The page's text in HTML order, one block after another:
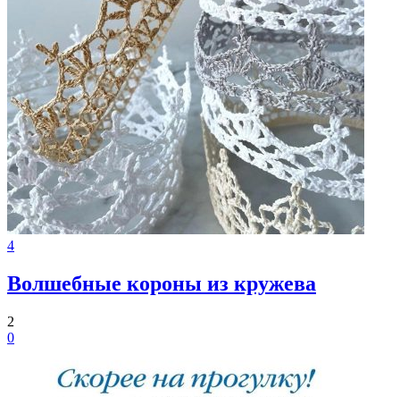
4
Волшебные короны из кружева
2
0